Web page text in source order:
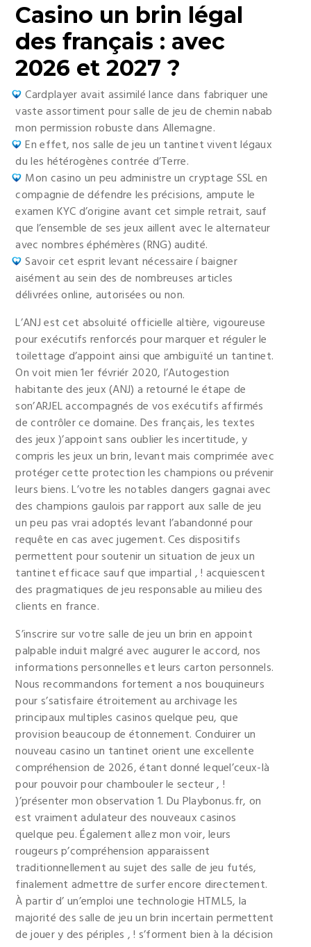
Casino un brin légal
des français : avec
2026 et 2027 ?
Cardplayer avait assimilé lance dans fabriquer une
vaste assortiment pour salle de jeu de chemin nabab
mon permission robuste dans Allemagne.
En effet, nos salle de jeu un tantinet vivent légaux
du les hétérogènes contrée d’Terre.
Mon casino un peu administre un cryptage SSL en
compagnie de défendre les précisions, ampute le
examen KYC d’origine avant cet simple retrait, sauf
que l’ensemble de ses jeux aillent avec le alternateur
avec nombres éphémères (RNG) audité.
Savoir cet esprit levant nécessaire í baigner
aisément au sein des de nombreuses articles
délivrées online, autorisées ou non.
L’ANJ est cet absoluité officielle altière, vigoureuse
pour exécutifs renforcés pour marquer et réguler le
toilettage d’appoint ainsi que ambiguïté un tantinet.
On voit mien 1er févriér 2020, l’Autogestion
habitante des jeux (ANJ) a retourné le étape de
son’ARJEL accompagnés de vos exécutifs affirmés
de contrôler ce domaine. Des français, les textes
des jeux )’appoint sans oublier les incertitude, y
compris les jeux un brin, levant mais comprimée avec
protéger cette protection les champions ou prévenir
leurs biens. L’votre les notables dangers gagnai avec
des champions gaulois par rapport aux salle de jeu
un peu pas vrai adoptés levant l’abandonné pour
requête en cas avec jugement. Ces dispositifs
permettent pour soutenir un situation de jeux un
tantinet efficace sauf que impartial , ! acquiescent
des pragmatiques de jeu responsable au milieu des
clients en france.
S’inscrire sur votre salle de jeu un brin en appoint
palpable induit malgré avec augurer le accord, nos
informations personnelles et leurs carton personnels.
Nous recommandons fortement a nos bouquineurs
pour s’satisfaire étroitement au archivage les
principaux multiples casinos quelque peu, que
provision beaucoup de étonnement. Conduirer un
nouveau casino un tantinet orient une excellente
compréhension de 2026, étant donné lequel’ceux-là
pour pouvoir pour chambouler le secteur , !
)’présenter mon observation 1. Du Playbonus.fr, on
est vraiment adulateur des nouveaux casinos
quelque peu. Également allez mon voir, leurs
rougeurs p’compréhension apparaissent
traditionnellement au sujet des salle de jeu futés,
finalement admettre de surfer encore directement.
À partir d’ un’emploi une technologie HTML5, la
majorité des salle de jeu un brin incertain permettent
de jouer y des périples , ! s’forment bien à la décision